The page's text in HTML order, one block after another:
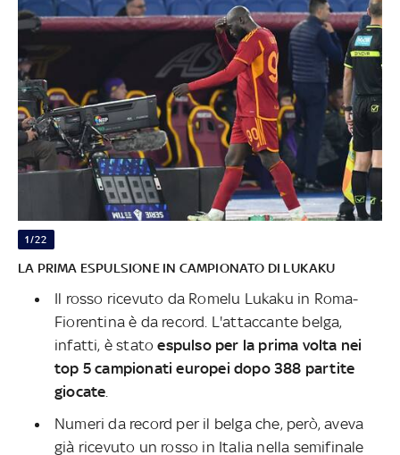
1/22
LA PRIMA ESPULSIONE IN CAMPIONATO DI LUKAKU
Il rosso ricevuto da Romelu Lukaku in Roma-
Fiorentina è da record. L'attaccante belga,
infatti, è statoespulso per la prima volta nei
top 5 campionati europei dopo 388 partite
giocate
Numeri da record per il belga che, però, aveva
già ricevuto un rosso in Italia nella semifinale